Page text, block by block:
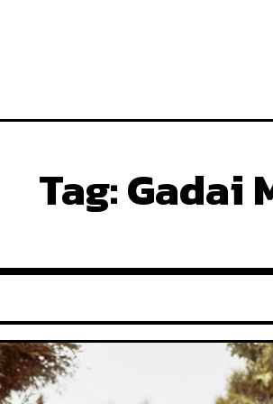
Tag:Gadai